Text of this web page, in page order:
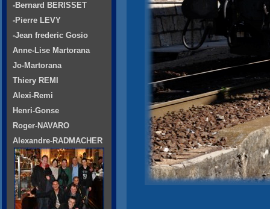
-Bernard BERISSET
-Pierre LEVY
-Jean frederic Gosio
Anne-Lise Martorana
Jo-Martorana
Thiery REMI
Alexi-Remi
Henri-Gonse
Roger-NAVARO
Alexandre-RADMACHER